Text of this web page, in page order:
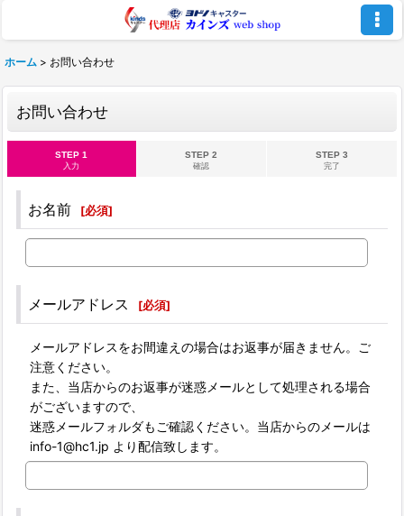
ホーム > お問い合わせ
お問い合わせ
STEP 1
入力
STEP 2
確認
STEP 3
完了
お名前 [必須]
メールアドレス [必須]
メールアドレスをお間違えの場合はお返事が届きません。ご
注意ください。
また、当店からのお返事が迷惑メールとして処理される場合
がございますので、
迷惑メールフォルダもご確認ください。当店からのメールは
info-1@hc1.jp より配信致します。